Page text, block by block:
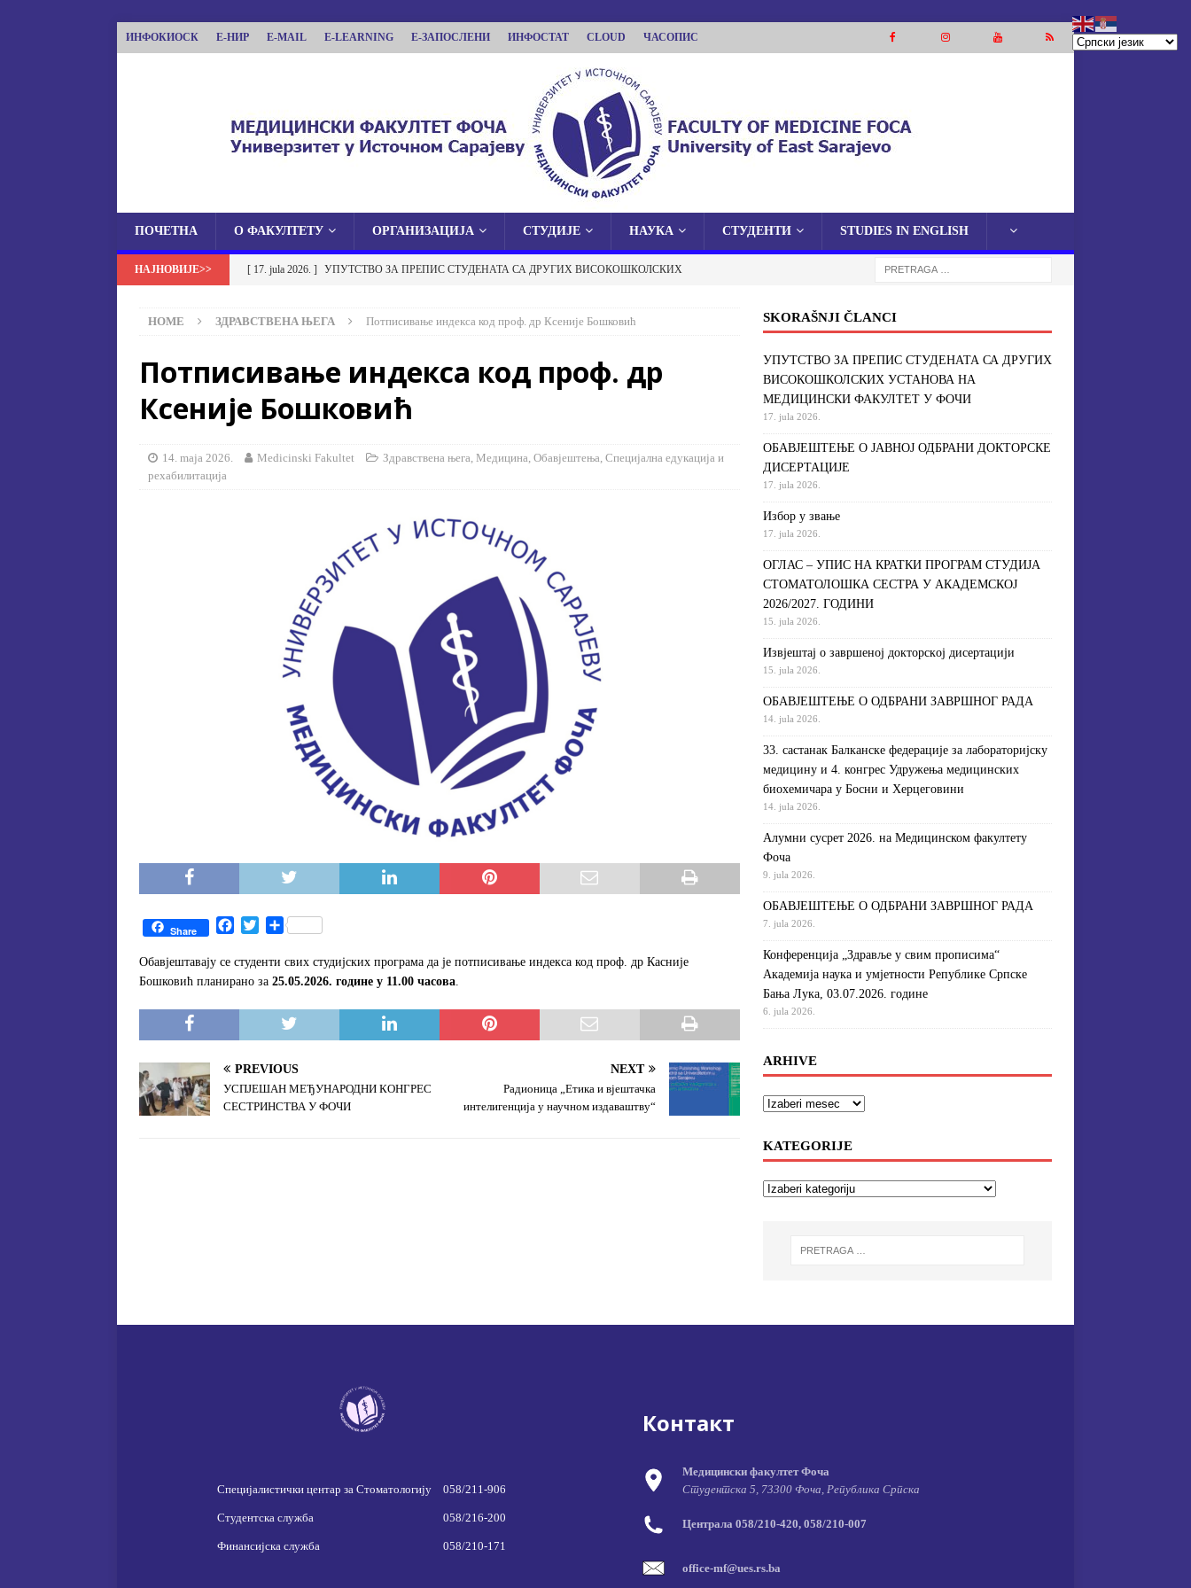
ИНФОКИОСК Е-НИР E-MAIL E-LEARNING Е-ЗАПОСЛЕНИ ИНФОСТАТ CLOUD ЧАСОПИС
МЕДИЦИНСКИ ФАКУЛТЕТ ФОЧА
МЕДИЦИНСКИ ФАКУЛТЕТ УНИВЕРЗИТЕТА У ИСТОЧНОМ САРАЈЕВУ
ПОЧЕТНА О ФАКУЛТЕТУ ОРГАНИЗАЦИЈА СТУДИЈЕ НАУКА СТУДЕНТИ STUDIES IN ENGLISH
[ 17. jula 2026. ] УПУТСТВО ЗА ПРЕПИС СТУДЕНАТА СА ДРУГИХ ВИСОКОШКОЛСКИХ
ОБАВЈЕШТЕЊЕ О ЈАВНОЈ ОДБРАНИ ДОКТОРСКЕ ДИСЕРТАЦИЈЕ
Избор у звање ОБАВЈЕШТЕЊА
[ 15. jula 2026. ] ОГЛАС – УПИС НА КРАТКИ ПРОГРАМ СТУДИЈА СТОМАТОЛОШКА СЕСТРА У
АКАДЕМСКОЈ 2026/2027. ГОДИНИ
СПЕЦИЈАЛНА ЕДУКАЦИЈА И РЕХАБИЛИТАЦИЈА ОБАВЈЕШТЕЊА
HOME ЗДРАВСТВЕНА ЊЕГА Потписивање индекса код проф. др Ксеније Бошковић
Потписивање индекса код проф. др
Ксеније Бошковић
14. maja 2026. Medicinski Fakultet Здравствена њега, Медицина, Обавјештења, Специјална едукација и
рехабилитација
Share
c
e
o
i
t
e
S
a
r
Обавјештавају се студенти свих студијских програма да је потписивање индекса код проф. др Касније
Бошковић планирано за 25.05.2026. године у 11.00 часова.
PREVIOUS
УСПЈЕШАН МЕЂУНАРОДНИ КОНГРЕС
СЕСТРИНСТВА У ФОЧИ
NEXT
Радионица „Етика и вјештачка
интелигенција у научном издаваштву“
SKORAŠNJI ČLANCI
УПУТСТВО ЗА ПРЕПИС СТУДЕНАТА СА ДРУГИХ
ВИСОКОШКОЛСКИХ УСТАНОВА НА
МЕДИЦИНСКИ ФАКУЛТЕТ У ФОЧИ
17. jula 2026.
ОБАВЈЕШТЕЊЕ О ЈАВНОЈ ОДБРАНИ ДОКТОРСКЕ
ДИСЕРТАЦИЈЕ
17. jula 2026.
Избор у звање
17. jula 2026.
ОГЛАС – УПИС НА КРАТКИ ПРОГРАМ СТУДИЈА
СТОМАТОЛОШКА СЕСТРА У АКАДЕМСКОЈ
2026/2027. ГОДИНИ
15. jula 2026.
Извjeштaj o зaвршeнoj дoктoрскoj дисeртaциjи
15. jula 2026.
ОБАВЈЕШТЕЊЕ О ОДБРАНИ ЗАВРШНОГ РАДА
14. jula 2026.
33. састанак Балканске федерације за лабораторијску
медицину и 4. конгрес Удружења медицинских
биохемичара у Босни и Херцеговини
14. jula 2026.
Алумни сусрет 2026. на Медицинском факултету
Фоча
9. jula 2026.
ОБАВЈЕШТЕЊЕ О ОДБРАНИ ЗАВРШНОГ РАДА
7. jula 2026.
Конференција „Здравље у свим прописима“
Академија наука и умјетности Републике Српске
Бања Лука, 03.07.2026. године
6. jula 2026.
ARHIVE
KATEGORIJE
Специјалистички центар за Стоматологију 058/211-906
Студентска служба 058/216-200
Финансијска служба 058/210-171
Контакт
Медицински факултет Фоча
Студентска 5, 73300 Фоча, Република Српска
Централа 058/210-420, 058/210-007
office-mf@ues.rs.ba